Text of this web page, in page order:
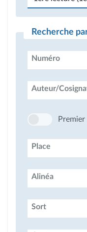
Recherche
Numéro
Auteur/
Place
Alinéa
Sort